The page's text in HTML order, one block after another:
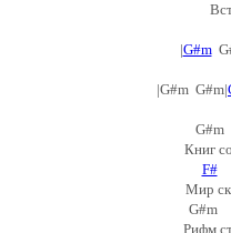
|G#m
|G#m G#m|
Книг
F#
Мир
Рифм